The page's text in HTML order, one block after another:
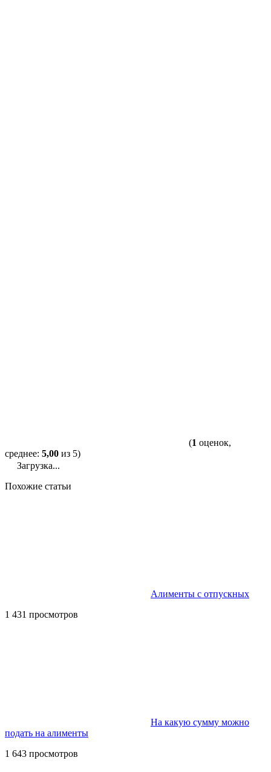
(1 оценок,
среднее: 5,00 из 5)
Загрузка...
Похожие статьи
Алименты с отпускных
1 431 просмотров
На какую сумму можно
подать на алименты
1 643 просмотров